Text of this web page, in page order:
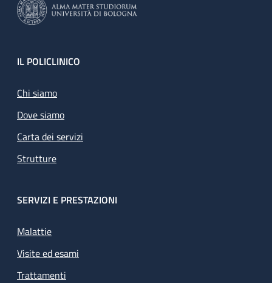
Footer
IL POLICLINICO
Chi siamo
Dove siamo
Carta dei servizi
Strutture
SERVIZI E PRESTAZIONI
Malattie
Visite ed esami
Trattamenti